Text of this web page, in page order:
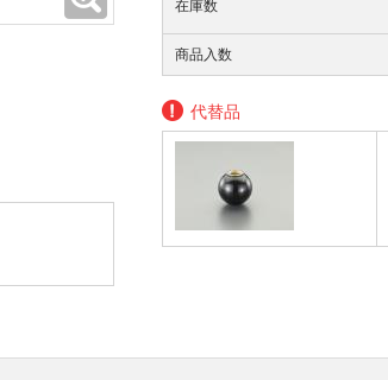
在庫数
商品入数
代替品